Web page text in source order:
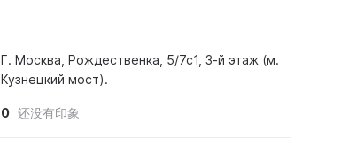
Г. Москва, Рождественка, 5/7с1, 3-й этаж (м.
Кузнецкий мост).
0 还没有印象